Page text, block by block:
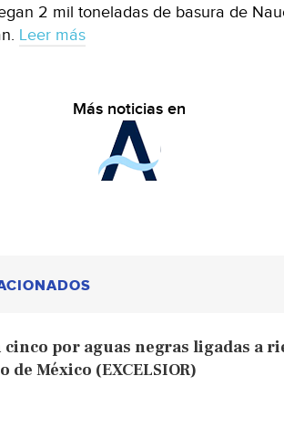
2 mil toneladas de basura de
Leer más
Más noticias en
cinco por aguas negras ligadas a
de México (EXCELSIOR)